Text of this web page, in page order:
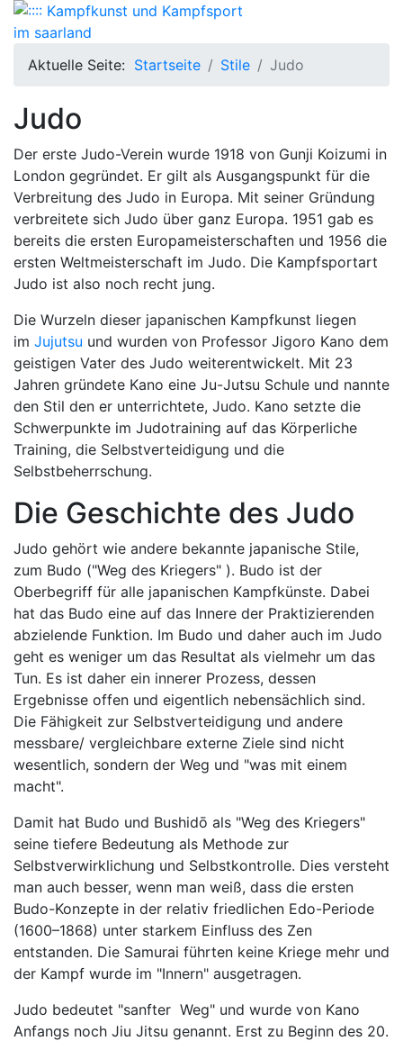
Aktuelle Seite: Startseite Stile Judo
Judo
Der erste Judo-Verein wurde 1918 von Gunji Koizumi in
London gegründet. Er gilt als Ausgangspunkt für die
Verbreitung des Judo in Europa. Mit seiner Gründung
verbreitete sich Judo über ganz Europa. 1951 gab es
bereits die ersten Europameisterschaften und 1956 die
ersten Weltmeisterschaft im Judo. Die Kampfsportart
Judo ist also noch recht jung.
Die Wurzeln dieser japanischen Kampfkunst liegen
im Jujutsu und wurden von Professor Jigoro Kano dem
geistigen Vater des Judo weiterentwickelt. Mit 23
Jahren gründete Kano eine Ju-Jutsu Schule und nannte
den Stil den er unterrichtete, Judo. Kano setzte die
Schwerpunkte im Judotraining auf das Körperliche
Training, die Selbstverteidigung und die
Selbstbeherrschung.
Die Geschichte des Judo
Judo gehört wie andere bekannte japanische Stile,
zum Budo ("Weg des Kriegers" ). Budo ist der
Oberbegriff für alle japanischen Kampfkünste. Dabei
hat das Budo eine auf das Innere der Praktizierenden
abzielende Funktion. Im Budo und daher auch im Judo
geht es weniger um das Resultat als vielmehr um das
Tun. Es ist daher ein innerer Prozess, dessen
Ergebnisse offen und eigentlich nebensächlich sind.
Die Fähigkeit zur Selbstverteidigung und andere
messbare/ vergleichbare externe Ziele sind nicht
wesentlich, sondern der Weg und "was mit einem
macht".
Damit hat Budo und Bushidō als "Weg des Kriegers"
seine tiefere Bedeutung als Methode zur
Selbstverwirklichung und Selbstkontrolle. Dies versteht
man auch besser, wenn man weiß, dass die ersten
Budo-Konzepte in der relativ friedlichen Edo-Periode
(1600–1868) unter starkem Einfluss des Zen
entstanden. Die Samurai führten keine Kriege mehr und
der Kampf wurde im "Innern" ausgetragen.
Judo bedeutet "sanfter Weg" und wurde von Kano
Anfangs noch Jiu Jitsu genannt. Erst zu Beginn des 20.